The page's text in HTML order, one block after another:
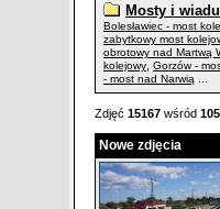
Mosty i
Bolesławiec - most
zabytkowy most
obrotowy nad Martwą
kolejowy Gorzów -
- most nad Narwią
Zdjęć 15167 wśród
Nowe zdjęcia